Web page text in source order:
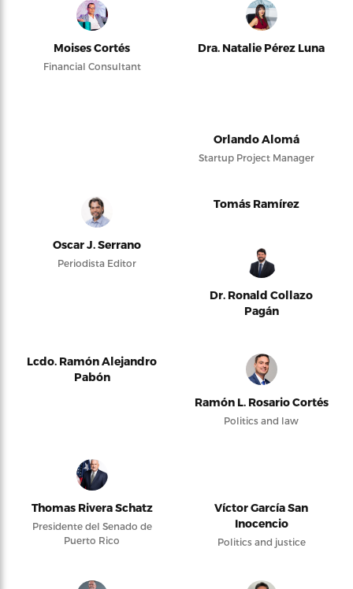
Moises Cortés
Financial Consultant
Dra. Natalie Pérez Luna
Orlando Alomá
Startup Project Manager
Oscar J. Serrano
Periodista Editor
Tomás Ramírez
Dr. Ronald Collazo
Pagán
Lcdo. Ramón Alejandro
Pabón
Ramón L. Rosario Cortés
Politics and law
Thomas Rivera Schatz
Presidente del Senado de
Puerto Rico
Víctor García San
Inocencio
Politics and justice